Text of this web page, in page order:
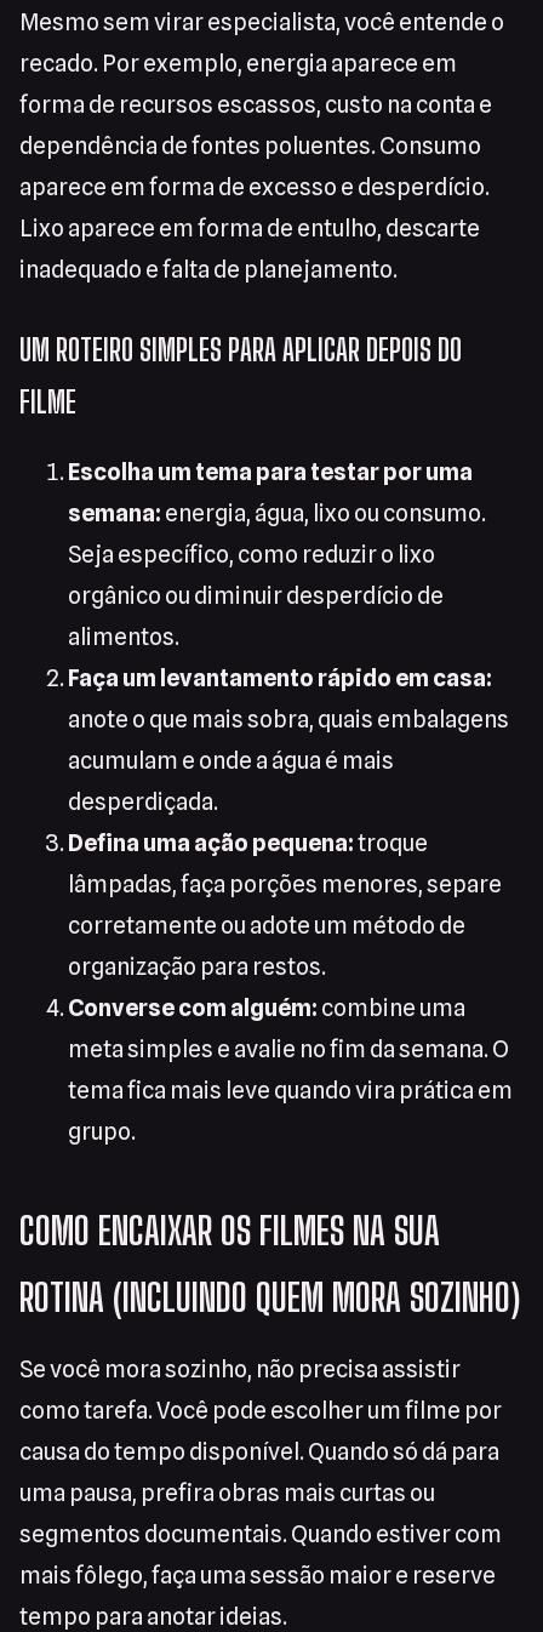
Mesmo sem virar especialista, você entende o
recado. Por exemplo, energia aparece em
forma de recursos escassos, custo na conta e
dependência de fontes poluentes. Consumo
aparece em forma de excesso e desperdício.
Lixo aparece em forma de entulho, descarte
inadequado e falta de planejamento.
UM ROTEIRO SIMPLES PARA APLICAR DEPOIS DO
FILME
Escolha um tema para testar por uma
semana: energia, água, lixo ou consumo.
Seja específico, como reduzir o lixo
orgânico ou diminuir desperdício de
alimentos.
Faça um levantamento rápido em casa:
anote o que mais sobra, quais embalagens
acumulam e onde a água é mais
desperdiçada.
Defina uma ação pequena:troque
lâmpadas, faça porções menores, separe
corretamente ou adote um método de
organização para restos.
Converse com alguém: combine uma
meta simples e avalie no fim da semana. O
tema fica mais leve quando vira prática em
grupo.
COMO ENCAIXAR OS FILMES NA SUA
ROTINA (INCLUINDO QUEM MORA SOZINHO)
Se você mora sozinho, não precisa assistir
como tarefa. Você pode escolher um filme por
causa do tempo disponível. Quando só dá para
uma pausa, prefira obras mais curtas ou
segmentos documentais. Quando estiver com
mais fôlego, faça uma sessão maior e reserve
tempo para anotar ideias.